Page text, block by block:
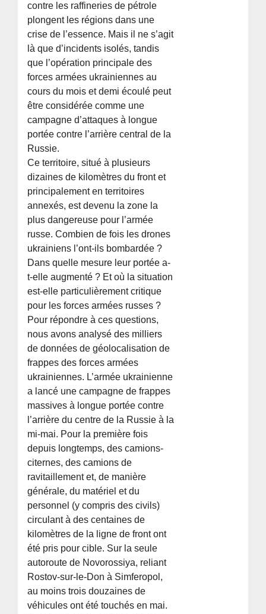
contre les raffineries de pétrole
plongent les régions dans une
crise de l’essence. Mais il ne s’agit
là que d’incidents isolés, tandis
que l’opération principale des
forces armées ukrainiennes au
cours du mois et demi écoulé peut
être considérée comme une
campagne d’attaques à longue
portée contre l’arrière central de la
Russie.
Ce territoire, situé à plusieurs
dizaines de kilomètres du front et
principalement en territoires
annexés, est devenu la zone la
plus dangereuse pour l’armée
russe. Combien de fois les drones
ukrainiens l’ont-ils bombardée ?
Dans quelle mesure leur portée a-
t-elle augmenté ? Et où la situation
est-elle particulièrement critique
pour les forces armées russes ?
Pour répondre à ces questions,
nous avons analysé des milliers
de données de géolocalisation de
frappes des forces armées
ukrainiennes. L’armée ukrainienne
a lancé une campagne de frappes
massives à longue portée contre
l’arrière du centre de la Russie à la
mi-mai. Pour la première fois
depuis longtemps, des camions-
citernes, des camions de
ravitaillement et, de manière
générale, du matériel et du
personnel (y compris des civils)
circulant à des centaines de
kilomètres de la ligne de front ont
été pris pour cible. Sur la seule
autoroute de Novorossiya, reliant
Rostov-sur-le-Don à Simferopol,
au moins trois douzaines de
véhicules ont été touchés en mai.